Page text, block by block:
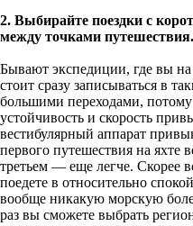
2. Выбирайте поездки с
между точками путешествия.
Бывают экспедиции, где вы
стоит сразу записываться в
большими переходами,
устойчивость и скорость
вестибулярный аппарат
первого путешествия на яхте
третьем — еще легче. Скорее
поедете в относительно
вообще никакую морскую
раз вы сможете выбрать